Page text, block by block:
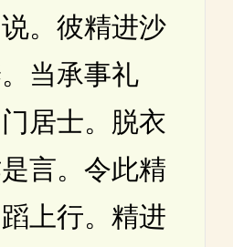
。彼精进沙
当承事礼
居士。脱衣
言。令此精
上行。精进